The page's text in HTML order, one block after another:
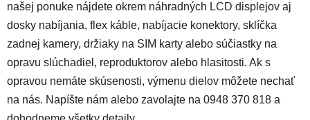
našej ponuke nájdete okrem náhradných LCD displejov aj
dosky nabíjania, flex káble, nabíjacie konektory, sklíčka
zadnej kamery, držiaky na SIM karty alebo súčiastky na
opravu slúchadiel, reproduktorov alebo hlasitosti. Ak s
opravou nemáte skúsenosti, výmenu dielov môžete nechať
na nás. Napíšte nám alebo zavolajte na 0948 370 818 a